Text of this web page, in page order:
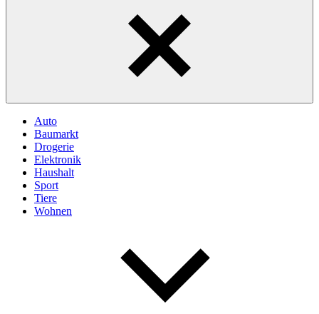
Auto
Baumarkt
Drogerie
Elektronik
Haushalt
Sport
Tiere
Wohnen